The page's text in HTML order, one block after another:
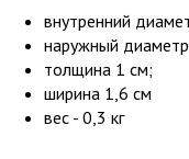
внутренний
наружный
толщина 1 см;
ширина 1,6 см
вес - 0,3 кг